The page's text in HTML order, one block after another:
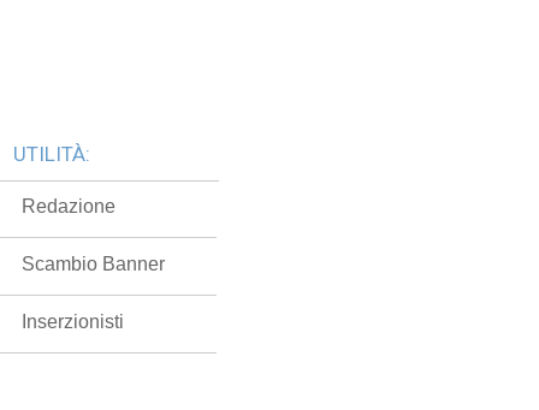
UTILITÀ:
Redazione
Scambio Banner
Inserzionisti